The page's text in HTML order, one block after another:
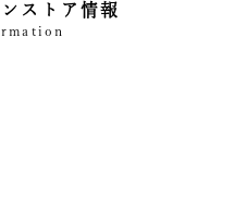
ストア情報